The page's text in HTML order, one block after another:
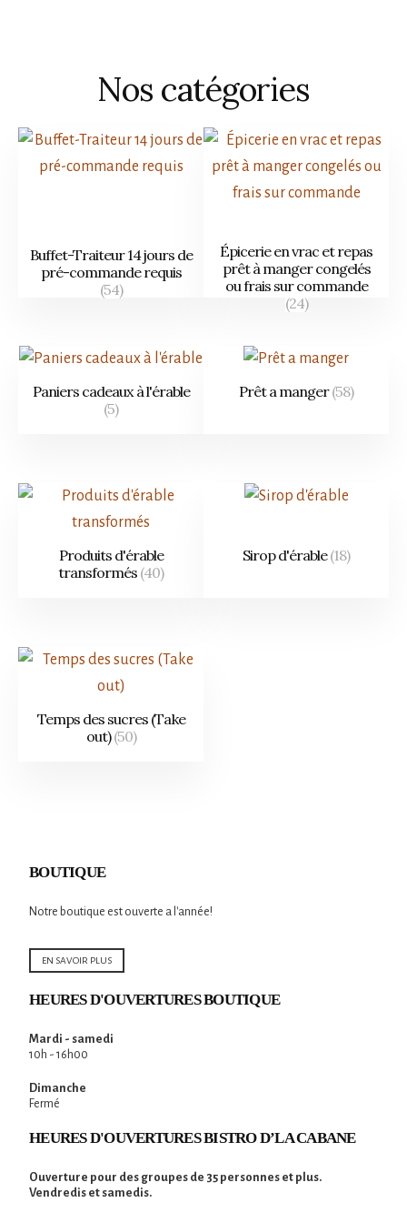
Nos catégories
Buffet-Traiteur 14 jours de
pré-commande requis
(54)
Épicerie en vrac et repas
prêt à manger congelés
ou frais sur commande
(24)
Paniers cadeaux à l'érable
(5)
Prêt a manger(58)
Produits d'érable
transformés (40)
Sirop d'érable(18)
Temps des sucres (Take
out)(50)
BOUTIQUE
Notre boutique est ouverte a l'année!
EN SAVOIR PLUS
HEURES D'OUVERTURES BOUTIQUE
Mardi - samedi
10h - 16h00
Dimanche
Fermé
HEURES D'OUVERTURES BISTRO D’LA CABANE
Ouverture pour des groupes de 35 personnes et plus.
Vendredis et samedis.